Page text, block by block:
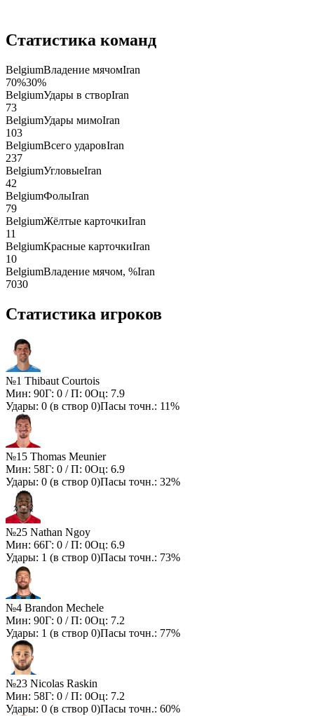
Статистика команд
BelgiumВладение мячомIran
70%30%
BelgiumУдары в створIran
73
BelgiumУдары мимоIran
103
BelgiumВсего ударовIran
237
BelgiumУгловыеIran
42
BelgiumФолыIran
79
BelgiumЖёлтые карточкиIran
11
BelgiumКрасные карточкиIran
10
BelgiumВладение мячом, %Iran
7030
Статистика игроков
№1 Thibaut Courtois
Мин: 90Г: 0 / П: 0Оц: 7.9
Удары: 0 (в створ 0)Пасы точн.: 11%
№15 Thomas Meunier
Мин: 58Г: 0 / П: 0Оц: 6.9
Удары: 0 (в створ 0)Пасы точн.: 32%
№25 Nathan Ngoy
Мин: 66Г: 0 / П: 0Оц: 6.9
Удары: 1 (в створ 0)Пасы точн.: 73%
№4 Brandon Mechele
Мин: 90Г: 0 / П: 0Оц: 7.2
Удары: 1 (в створ 0)Пасы точн.: 77%
№23 Nicolas Raskin
Мин: 58Г: 0 / П: 0Оц: 7.2
Удары: 0 (в створ 0)Пасы точн.: 60%